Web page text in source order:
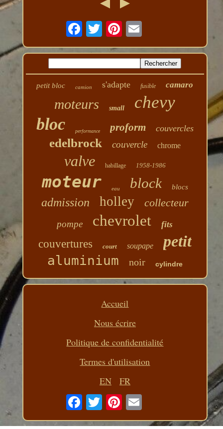
petit bloc camion s'adapte fusible camaro
moteurs small chevy
bloc performance proform couvercles
edelbrock couvercle chrome
valve habillage 1958-1986
moteur eau block blocs
admission holley collecteur
pompe chevrolet fits
couvertures court soupape petit
aluminium noir cylindre
Accueil
Nous écrire
Politique de confidentialité
Termes d'utilisation
EN
FR